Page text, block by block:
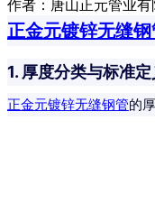
作者：唐山正元管业有
正金元镀锌无缝
1. 厚度分类与标准定
正金元镀锌无缝钢管的